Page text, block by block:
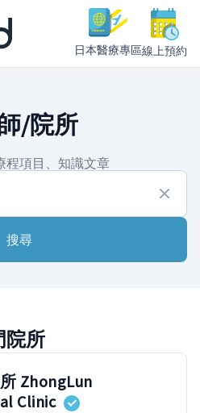
日本醫療專區線上預約
醫療人員
/院所
程項目、知識文章
搜尋
院所
ZhongLun
Clinic